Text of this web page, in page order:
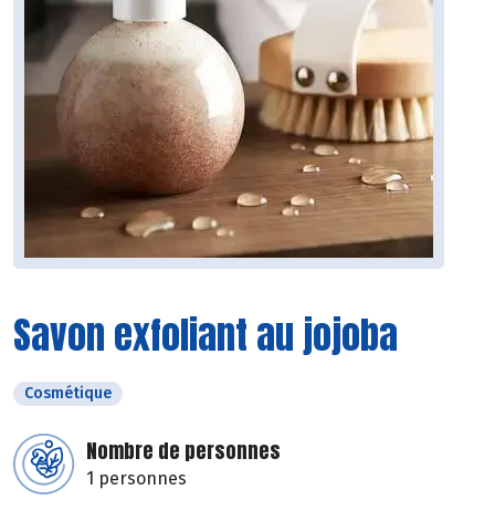
Savon exfoliant au jojoba
Cosmétique
Nombre de personnes
1 personnes